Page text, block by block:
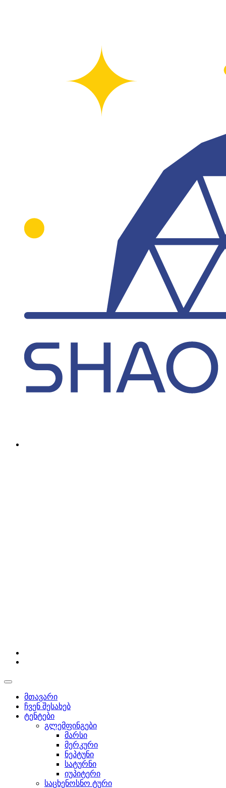
მთავარი
ჩვენ შესახებ
ტენტები
გლემფინგები
მარსი
მერკური
ნეპტუნი
სატურნი
იუპიტერი
საცხენოსნო ტური